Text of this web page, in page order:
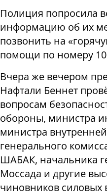
Полиция попросила
информацию об их
позвонить на
помощи по номеру
Вчера же вечером
Нафтали Беннет
вопросам
обороны, министра
министра
генерального
ШАБАК, начальника
Моссада и другие
чиновников силовых